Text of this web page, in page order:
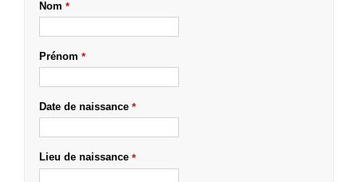
Nom *
Prénom *
Date de naissance *
Lieu de naissance *